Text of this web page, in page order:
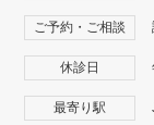
ご予約・ご相談
休診日
最寄り駅